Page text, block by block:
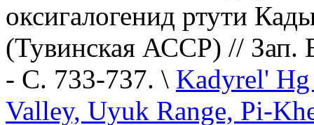
оксигалогенид ртути
(Тувинская АССР) //
- С. 733-737. \ Kadyrel'
Valley, Uyuk Range, Pi-